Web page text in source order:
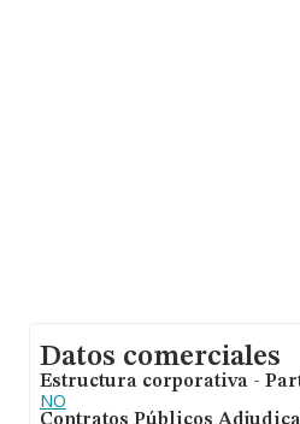
Datos comerciales
Estructura corporativa -
NO